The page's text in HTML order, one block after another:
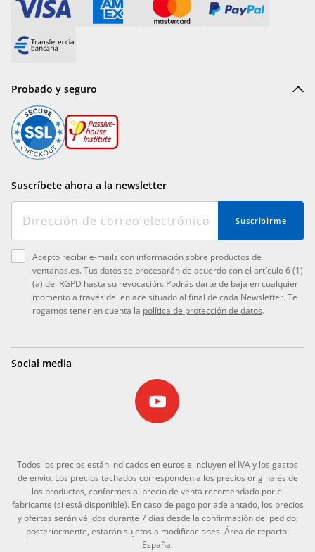
Probado y seguro
Suscríbete ahora a la newsletter
Suscribirme
Acepto recibir e-mails con información sobre productos de
ventanas.es. Tus datos se procesarán de acuerdo con el artículo 6 (1)
(a) del RGPD hasta su revocación. Podrás darte de baja en cualquier
momento a través del enlace situado al final de cada Newsletter. Te
rogamos tener en cuenta la política de protección de datos.
Social media
Todos los precios están indicados en euros e incluyen el IVA y los gastos
de envío. Los precios tachados corresponden a los precios originales de
los productos, conformes al precio de venta recomendado por el
fabricante (si está disponible). En caso de pago por adelantado, los precios
y ofertas serán válidos durante 7 días desde la confirmación del pedido;
posteriormente, estarán sujetos a modificaciones. Área de reparto:
España.